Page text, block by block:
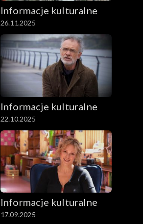
Informacje kulturalne
26.11.2025
Informacje kulturalne
22.10.2025
Informacje kulturalne
17.09.2025